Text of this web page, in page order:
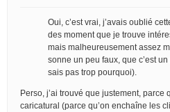
Oui, c’est vrai, j’avais oublié
des moment que je trouve
mais malheureusement assez
sonne un peu faux, que c’est
sais pas trop pourquoi).
Perso, j’ai trouvé que justement, parce
caricatural (parce qu’on enchaîne les